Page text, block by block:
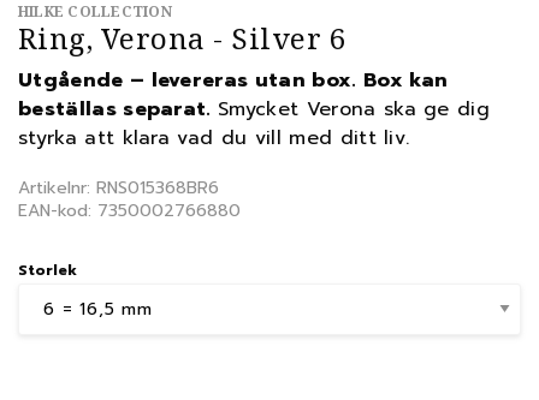
HILKE COLLECTION
Ring, Verona - Silver 6
Utgående – levereras utan box. Box kan
beställas separat. Smycket Verona ska ge dig
styrka att klara vad du vill med ditt liv.
Artikelnr: RNS015368BR6
EAN-kod: 7350002766880
Storlek